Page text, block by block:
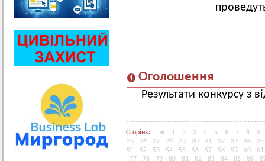
Оголошення
Результати конкурсу з
Сторінка: ◄ 1 2 3 4 5 6 7 8
9
25
26 27 28 29 30 31 32 33 34
35
51
52 53 54 55 56 57 58 59 60
61
77
78 79 80 81 82 83 84 85 86